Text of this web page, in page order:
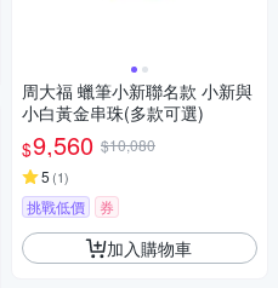
周大福 蠟筆小新聯名款 小新與
小白黃金串珠(多款可選)
$9,560 $10,080
5 (1)
挑戰低價 券
加入購物車